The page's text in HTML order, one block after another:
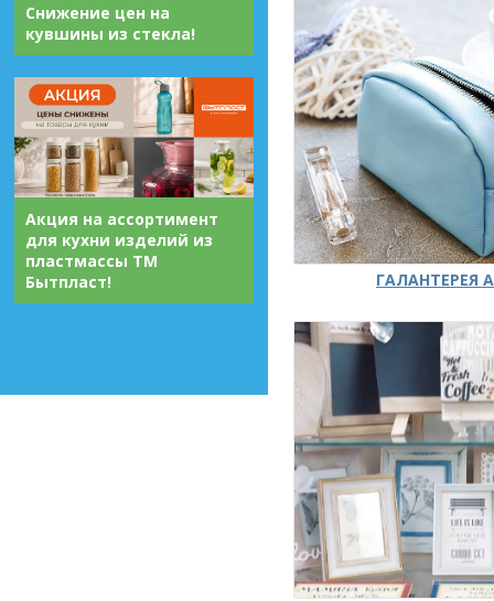
Снижение цен на
кувшины из стекла!
Акция на ассортимент
для кухни изделий из
пластмассы ТМ
Бытпласт!
ГАЛАНТЕРЕЯ